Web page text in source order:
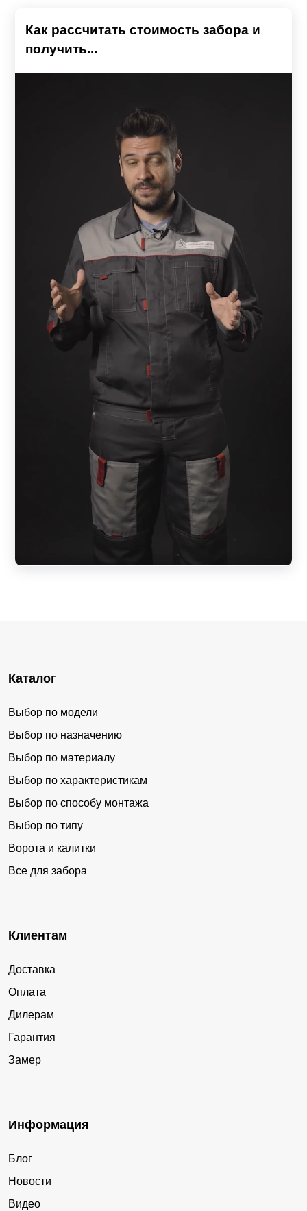
Как рассчитать стоимость забора и
получить...
Каталог
Выбор по модели
Выбор по назначению
Выбор по материалу
Выбор по характеристикам
Выбор по способу монтажа
Выбор по типу
Ворота и калитки
Все для забора
Клиентам
Доставка
Оплата
Дилерам
Гарантия
Замер
Информация
Блог
Новости
Видео